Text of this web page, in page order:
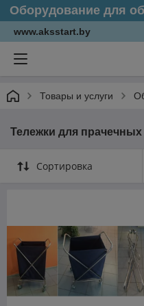
Оборудование для
www.aksstart.by
Товары и услуги
Тележки для прачечных
Сортировка